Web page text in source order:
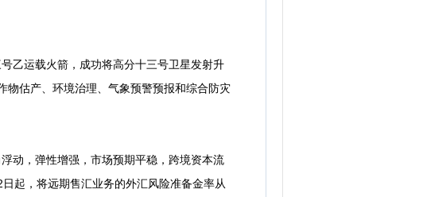
运载火箭，成功将高分十三号卫星发射升
物估产、环境治理、气象预警预报和综合防灾
，弹性增强，市场预期平稳，跨境资本流
起，将远期售汇业务的外汇风险准备金率从